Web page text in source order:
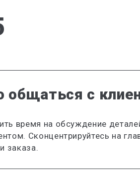
общаться с
время на обсуждение
Сконцентрируйтесь на
заказа.